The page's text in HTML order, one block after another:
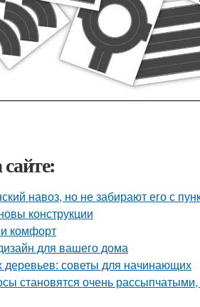
навоз, но не забирают его с
конструкции
комфорт
для вашего дома
советы для начинающих
становятся очень